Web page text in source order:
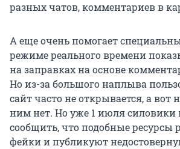
разных чатов, комментариев в
А еще очень помогает
режиме реального времени
на заправках на основе
Но из-за большого наплыва
сайт часто не открывается, а вот
ним нет. Но уже 1 июлясиловики
сообщить, что подобные ресурсы
фейки и публикуют